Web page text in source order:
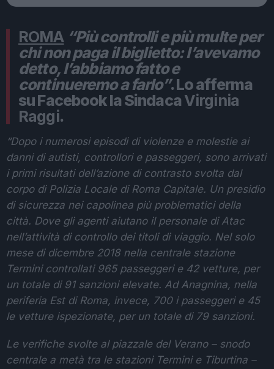
ROMA “Più controlli e più multe per
chi non paga il biglietto: l’avevamo
detto, l’abbiamo fatto e
continueremo a farlo”. Lo afferma
su Facebook la Sindaca Virginia
Raggi.
“Dopo i numerosi episodi di violenze e molestie ai
danni di autisti, controllori e passeggeri, sono arrivati
i primi risultati dell’azione di contrasto svolta dal
corpo di Polizia Locale di Roma Capitale. Un presidio
di sicurezza nei capolinea più problematici della
città. Dove gli agenti aiutano il personale di Atac
nell’attività di controllo dei titoli di viaggio. Nel solo
mese di dicembre 2018 nella centrale stazione
Termini controllati 965 passeggeri e 42 vetture, per
un totale di 91 sanzioni elevate. Ad Anagnina, nella
periferia Est di Roma, invece, 700 i passeggeri e 45
le vetture ispezionate, per un totale di 79 sanzioni.
Le verifiche svolte al piazzale del Verano – snodo
centrale a metà tra le stazioni Termini e Tiburtina –